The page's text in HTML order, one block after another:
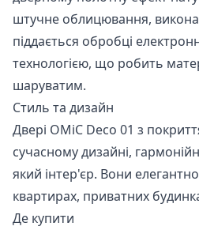
штучне облицювання,
піддається обробці
технологією, що робить
шаруватим.
Стиль та дизайн
Двері OMiC Deco 01 з
сучасному дизайні,
який інтер'єр. Вони
квартирах, приватних
Де купити